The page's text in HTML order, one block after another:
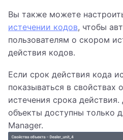
Вы также можете
истечении кодов, чтобы
пользователям о скором
действия кодов.
Если срок действия кода
показываться в свойствах
истечения срока
объекты доступны только
Manager.